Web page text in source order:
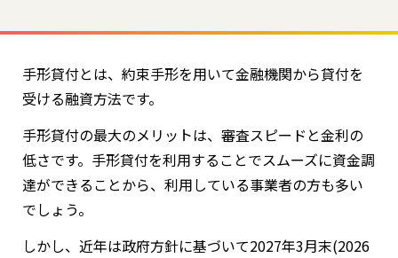
手形貸付とは、約束手形を用いて金融機関から貸付を
受ける融資方法です。
手形貸付の最大のメリットは、審査スピードと金利の
低さです。手形貸付を利用することでスムーズに資金調
達ができることから、利用している事業者の方も多い
でしょう。
しかし、近年は政府方針に基づいて2027年3月末(2026